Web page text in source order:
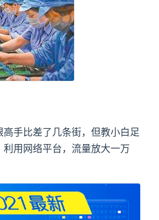
手比差了几条街，但教小白足
用网络平台，流量放大一万